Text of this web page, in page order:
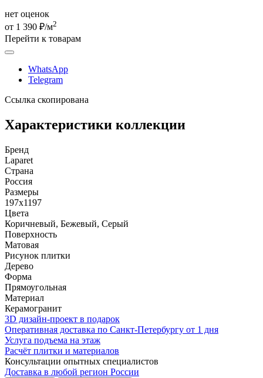
нет оценок
от 1 390 ₽/м2
Перейти к товарам
WhatsApp
Telegram
Ссылка скопирована
Характеристики коллекции
Бренд
Laparet
Страна
Россия
Размеры
197x1197
Цвета
Коричневый, Бежевый, Серый
Поверхность
Матовая
Рисунок плитки
Дерево
Форма
Прямоугольная
Материал
Керамогранит
3D дизайн-проект в подарок
Оперативная доставка по Санкт-Петербургу от 1 дня
Услуга подъема на этаж
Расчёт плитки и материалов
Консультации опытных специалистов
Доставка в любой регион России